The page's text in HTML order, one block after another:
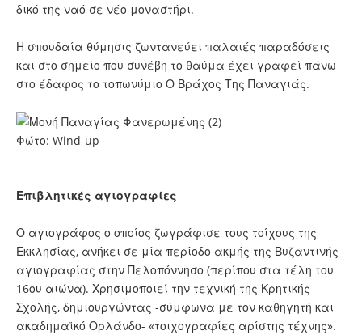
δικό της ναό σε νέο μοναστήρι.
Η σπουδαία θύμησις ζωντανεύει παλαιές παραδόσεις
και στο σημείο που συνέβη το θαύμα έχει γραφεί πάνω
στο έδαφος το τοπωνύμιο Ο Βράχος Της Παναγιάς.
Φώτο: Wind-up
Επιβλητικές αγιογραφίες
Ο αγιογράφος ο οποίος ζωγράφισε τους τοίχους της
Εκκλησίας, ανήκει σε μία περίοδο ακμής της Βυζαντινής
αγιογραφίας στην Πελοπόννησο (περίπου στα τέλη του
16ου αιώνα). Χρησιμοποιεί την τεχνική της Κρητικής
Σχολής, δημιουργώντας -σύμφωνα με τον καθηγητή και
ακαδημαϊκό Ορλάνδο- «τοιχογραφίες αρίστης τέχνης».